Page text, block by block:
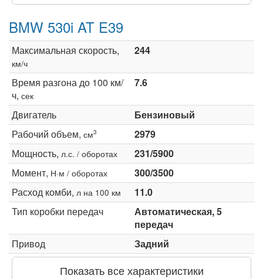
BMW 530i AT E39
Максимальная скорость,
км/ч
244
Время разгона до 100 км/
ч, сек
7.6
Двигатель
Бензиновый
Рабочий объем, см3
2979
Мощность, л.с. / оборотах
231/5900
Момент, Н·м / оборотах
300/3500
Расход комби, л на 100 км
11.0
Тип коробки передач
Автоматическая, 5
передач
Привод
Задний
Показать все характеристики